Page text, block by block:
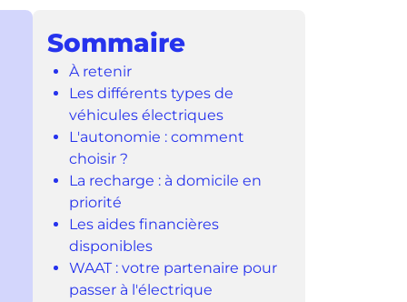
Sommaire
À retenir
Les différents types de
véhicules électriques
L'autonomie : comment
choisir ?
La recharge : à domicile en
priorité
Les aides financières
disponibles
WAAT : votre partenaire pour
passer à l'électrique